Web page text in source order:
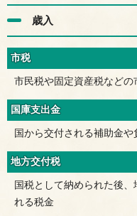
歳入
市税
市民税や固定資産税などの
国庫支出金
国から交付される補助金や
地方交付税
国税として納められた後
れる税金